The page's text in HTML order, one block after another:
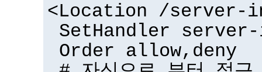
<Location /server-
SetHandler
Order allow,deny